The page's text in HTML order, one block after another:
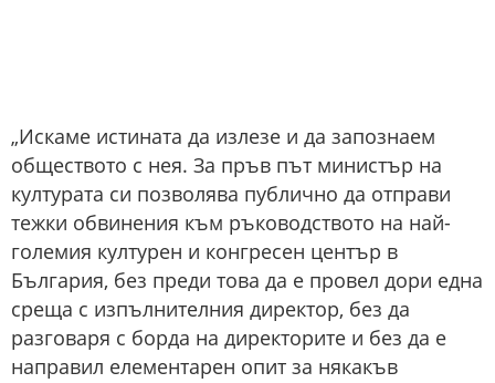
„Искаме истината да излезе и да запознаем
обществото с нея. За пръв път министър на
културата си позволява публично да отправи
тежки обвинения към ръководството на най-
големия културен и конгресен център в
България, без преди това да е провел дори една
среща с изпълнителния директор, без да
разговаря с борда на директорите и без да е
направил елементарен опит за някакъв